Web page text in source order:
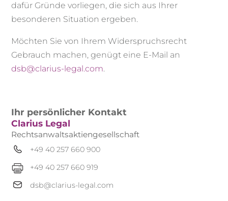
dafür Gründe vorliegen, die sich aus Ihrer
besonderen Situation ergeben.
Möchten Sie von Ihrem Widerspruchsrecht
Gebrauch machen, genügt eine E-Mail an
dsb@clarius-legal.com.
Ihr persönlicher Kontakt
Clarius Legal
Rechtsanwaltsaktiengesellschaft
+49 40 257 660 900
+49 40 257 660 919
dsb@clarius-legal.com